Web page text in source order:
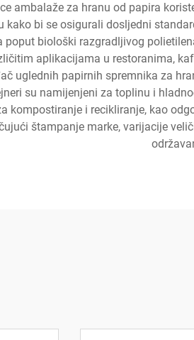
ambalaže za hranu od papira
kako bi se osigurali dosljedni
poput biološki razgradljivog
aplikacijama u restoranima,
uglednih papirnih spremnika za
su namijenjeni za toplinu i
kompostiranje i recikliranje, kao
štampanje marke, varijacije